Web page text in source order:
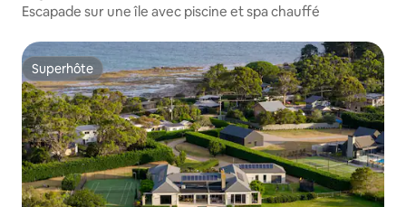
Escapade sur une île avec piscine et spa chauffé
Superhôte
Superhôte